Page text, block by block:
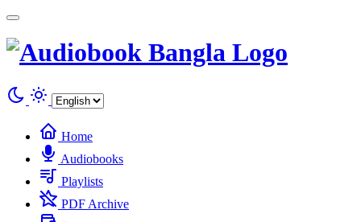
Home
Audiobooks
Playlists
PDF Archive